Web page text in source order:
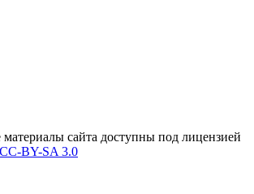
материалы сайта доступны под лицензией
СС-BY-SA 3.0